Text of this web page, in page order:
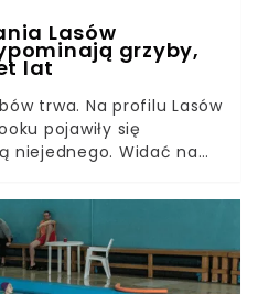
Lasów
grzyby,
lat
trwa. Na profilu Lasów
pojawiły się
niejednego. Widać na
Nic bardziej mylnego.
apel.